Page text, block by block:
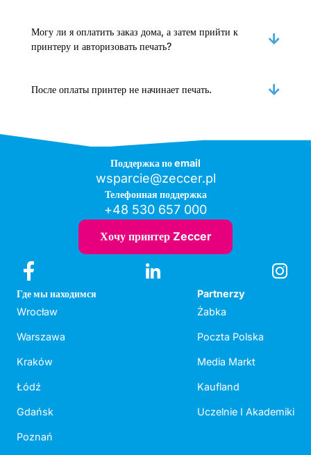
Могу ли я оплатить заказ дома, а затем прийти к
принтеру и авторизовать печать?
После оплаты принтер не начинает печать.
Поддержка по email
wsparcie@zeccer.pl
Телефонная поддержка
+48 530 657 000
Хочу принтер Zeccer
Где мы находимся
Wrocław
Warszawa
Kraków
Łódź
Gdańsk
Poznań
Partnerzy
Żabka
Poczta Polska
Media Markt
Kaufland
Uczelnie I Akademiki